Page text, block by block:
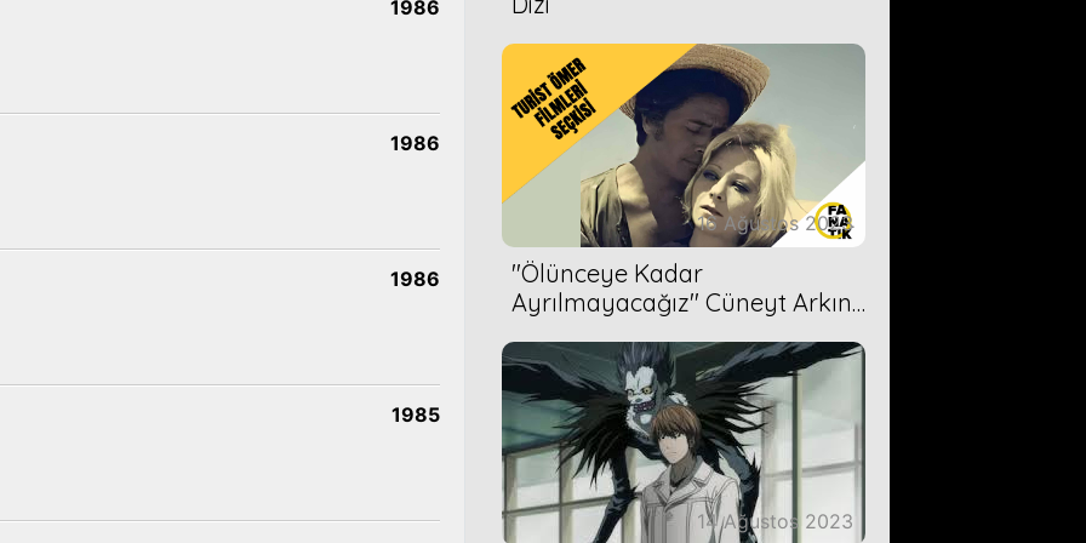
1986
1986
1986
1985
16 Ağustos 2023
''Ölünceye Kadar
Ayrılmayacağız'' Cüneyt Arkın-
14 Ağustos 2023